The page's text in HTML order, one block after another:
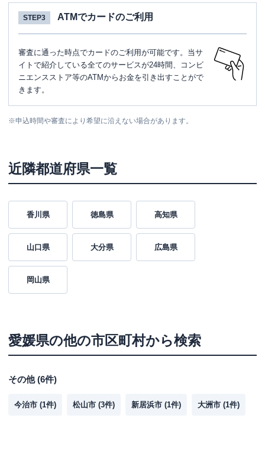
STEP3 ATMでカードのご利用
審査に通った時点でカードのご利用が可能です。当サ
イトで紹介している全てのサービスが24時間、コンビ
ニエンスストア等のATMからお金を引き出すことがで
きます。
※申込時間や審査により希望に沿えない場合があります。
近隣都道府県一覧
香川県 徳島県 高知県
山口県 大分県 広島県
岡山県
愛媛県の他の市区町村から検索
その他(6件)
今治市 (1件) 松山市 (3件) 新居浜市 (1件) 大洲市 (1件)